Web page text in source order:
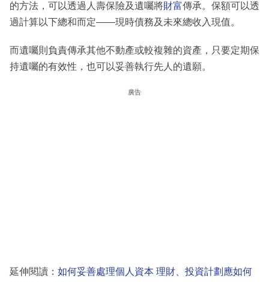
的方法，可以透過人壽保險及遺囑將財富傳承。保額可以透
過計算以下總和而定——現時債務及未來總收入現值。
而遺囑則負責傳承其他不動產或較複雜的資產，只要定期保
持遺囑的有效性，也可以妥善執行先人的遺願。
廣告
延伸閱讀： 如何妥善處理個人資本 理財、投資計劃應如何